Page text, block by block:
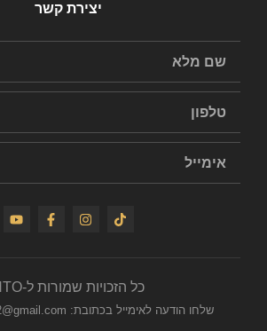
יצירת קשר
כל הזכויות שמורות ל-HTO
שלחו הודעה לאימייל בכתובת: htofashion2022@gmail.com